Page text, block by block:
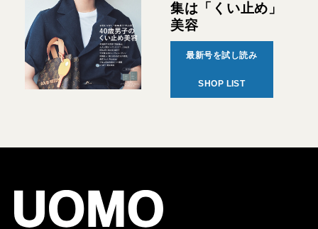
集は「くい止め」
美容
最新号を試し読み
SHOP LIST